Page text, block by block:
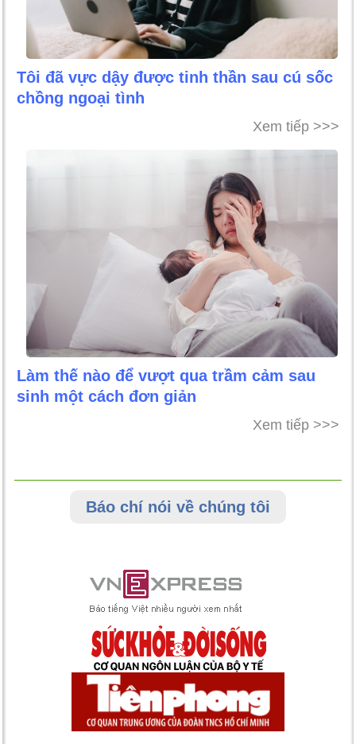
Tôi đã vực dậy được tinh thần sau cú sốc
chồng ngoại tình
Xem tiếp >>>
Làm thế nào để vượt qua trầm cảm sau
sinh một cách đơn giản
Xem tiếp >>>
Báo chí nói về chúng tôi